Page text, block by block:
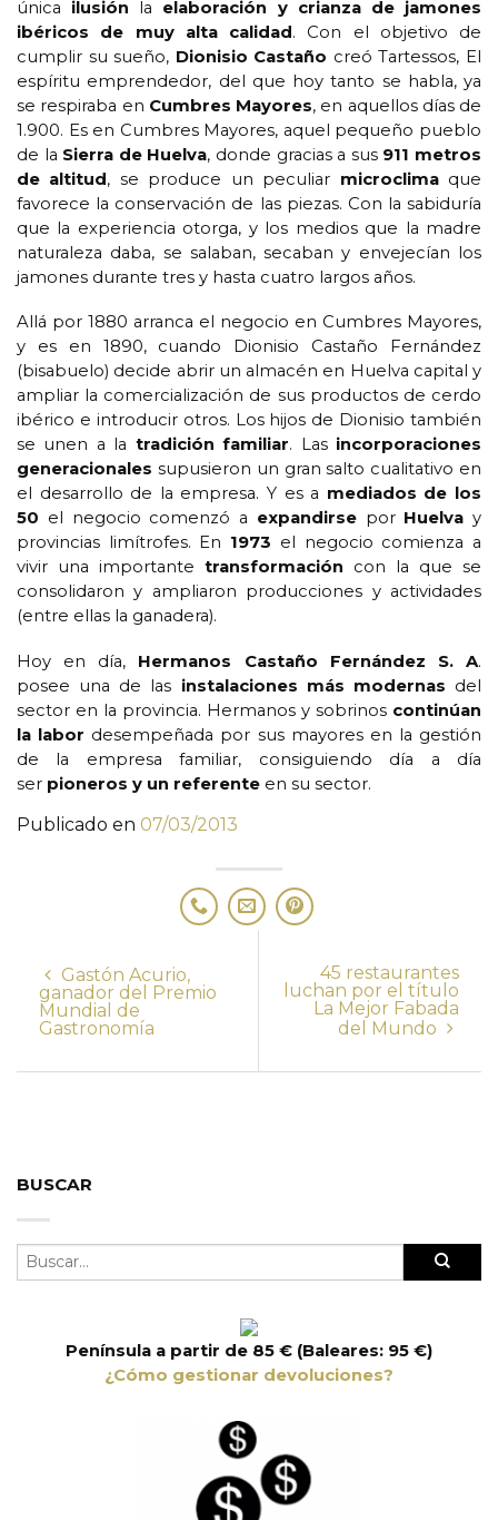
única ilusión la elaboración y crianza de jamones
ibéricos de muy alta calidad. Con el objetivo de
cumplir su sueño, Dionisio Castaño creó Tartessos, El
espíritu emprendedor, del que hoy tanto se habla, ya
se respiraba en Cumbres Mayores, en aquellos días de
1.900. Es en Cumbres Mayores, aquel pequeño pueblo
de la Sierra de Huelva, donde gracias a sus 911 metros
de altitud, se produce un peculiar microclima que
favorece la conservación de las piezas. Con la sabiduría
que la experiencia otorga, y los medios que la madre
naturaleza daba, se salaban, secaban y envejecían los
jamones durante tres y hasta cuatro largos años.
Allá por 1880 arranca el negocio en Cumbres Mayores,
y es en 1890, cuando Dionisio Castaño Fernández
(bisabuelo) decide abrir un almacén en Huelva capital y
ampliar la comercialización de sus productos de cerdo
ibérico e introducir otros. Los hijos de Dionisio también
se unen a la tradición familiar. Las incorporaciones
generacionales supusieron un gran salto cualitativo en
el desarrollo de la empresa. Y es a mediados de los
50 el negocio comenzó a expandirsepor Huelva y
provincias limítrofes. En 1973 el negocio comienza a
vivir una importante transformación con la que se
consolidaron y ampliaron producciones y actividades
(entre ellas la ganadera).
Hoy en día, Hermanos Castaño Fernández S. A.
posee una de las instalaciones más modernas del
sector en la provincia. Hermanos y sobrinos continúan
la labor desempeñada por sus mayores en la gestión
de la empresa familiar, consiguiendo día a día
ser pioneros y un referente en su sector.
Publicado en 07/03/2013
Gastón Acurio,
ganador del Premio
Mundial de
Gastronomía
45 restaurantes
luchan por el título
La Mejor Fabada
del Mundo
BUSCAR
Península a partir de 85 € (Baleares: 95 €)
¿Cómo gestionar devoluciones?